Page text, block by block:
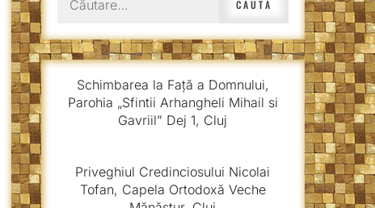
după:
Schimbarea la Față a Domnului,
Parohia „Sfintii Arhangheli Mihail si
Gavriil” Dej 1, Cluj
Priveghiul Credinciosului Nicolai
Tofan, Capela Ortodoxă Veche